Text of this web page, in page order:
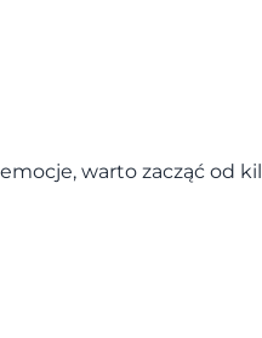
warto zacząć od